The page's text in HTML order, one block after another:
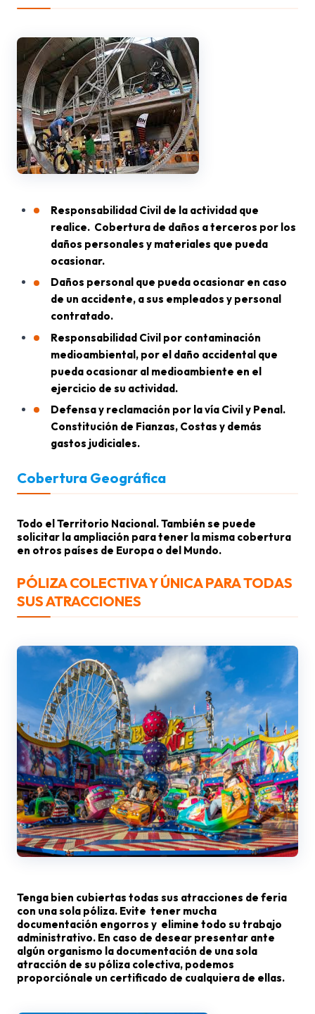
Responsabilidad Civil de la actividad que
realice. Cobertura de daños a terceros por los
daños personales y materiales que pueda
ocasionar.
Daños personal que pueda ocasionar en caso
de un accidente, a sus empleados y personal
contratado.
Responsabilidad Civil por contaminación
medioambiental, por el daño accidental que
pueda ocasionar al medioambiente en el
ejercicio de su actividad.
Defensa y reclamación por la vía Civil y Penal.
Constitución de Fianzas, Costas y demás
gastos judiciales.
Cobertura Geográfica
Todo el Territorio Nacional. También se puede
solicitar la ampliación para tener la misma cobertura
en otros países de Europa o del Mundo.
PÓLIZA COLECTIVA Y ÚNICA PARA TODAS
SUS ATRACCIONES
Tenga bien cubiertas todas sus atracciones de feria
con una sola póliza. Evite tener mucha
documentación engorros y elimine todo su trabajo
administrativo. En caso de desear presentar ante
algún organismo la documentación de una sola
atracción de su póliza colectiva, podemos
proporciónale un certificado de cualquiera de ellas.